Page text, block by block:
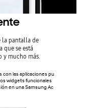
la pantalla de
que se está
mucho más.
con las aplicaciones pu
widgets funcionales
en una Samsung Ac